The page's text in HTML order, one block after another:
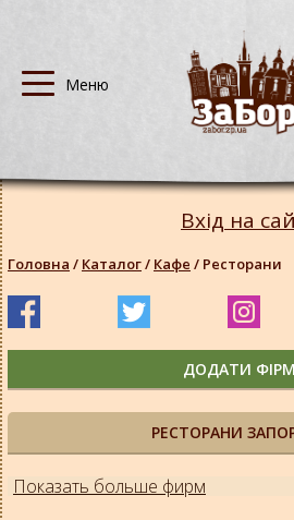
РЕСТОРАНИ
Показать больше фирм
Вхід на
Головна / Каталог/ Кафе / Ресторани
ДОДАТИ